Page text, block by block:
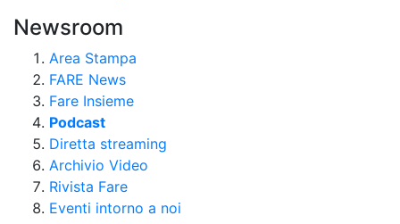
Newsroom
Area Stampa
FARE News
Fare Insieme
Podcast
Diretta streaming
Archivio Video
Rivista Fare
Eventi intorno a noi